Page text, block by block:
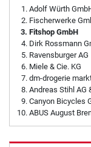
Adolf Würth
Fischerwerke
Fitshop GmbH
Dirk Rossmann
Ravensburger AG
Miele & Cie. KG
dm-drogerie
Andreas Stihl AG
Canyon Bicycles
ABUS August